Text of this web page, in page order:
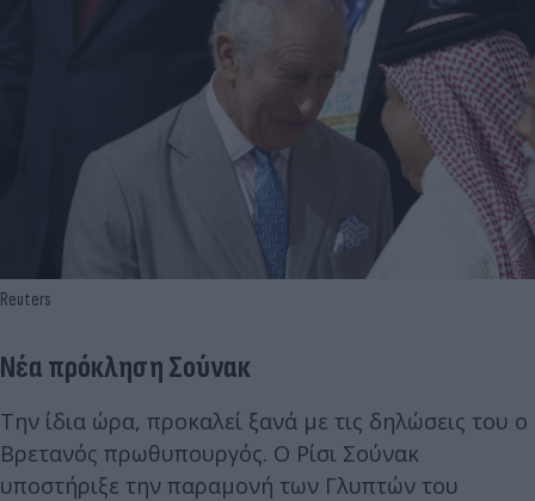
Reuters
Νέα πρόκληση Σούνακ
Την ίδια ώρα, προκαλεί ξανά με τις δηλώσεις του ο
Βρετανός πρωθυπουργός. Ο Ρίσι Σούνακ
υποστήριξε την παραμονή των Γλυπτών του